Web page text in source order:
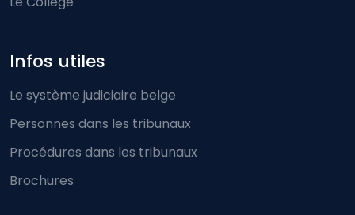
Infos utiles
Le système judiciaire belge
Personnes dans les tribunaux
Procédures dans les tribunaux
Brochures